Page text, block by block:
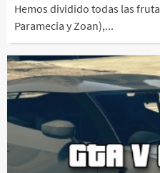
Hemos dividido todas las
Paramecia y Zoan),...